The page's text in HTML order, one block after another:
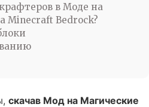
в Моде на
Minecraft Bedrock?
скачав Мод на Магические